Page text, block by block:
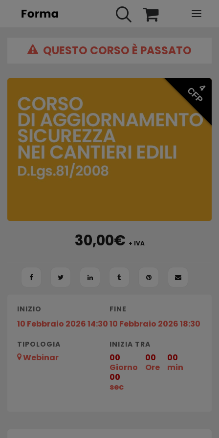
HOME
E-LEARNING
URBAN TV
FAQ
CONTATTI
ACCOUNT
QUESTO CORSO È PASSATO
4
CFP
30,00€ + IVA
INIZIO
10 Febbraio 2026 14:30
FINE
10 Febbraio 2026 18:30
TIPOLOGIA
Webinar
INIZIA TRA
00
Giorno
00
Ore
00
min
00
sec